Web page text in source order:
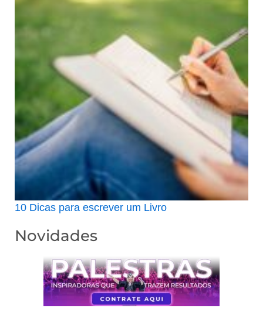
10 Dicas para escrever um Livro
Novidades